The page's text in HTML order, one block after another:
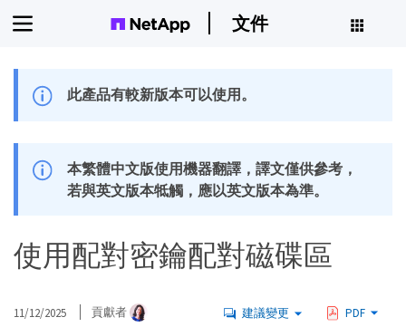
文件
此產品有較新版本可以使用。
本繁體中文版使用機器翻譯，譯文僅供參考，
若與英文版本牴觸，應以英文版本為準。
使用配對密鑰配對磁碟區
11/12/2025 貢獻者 建議變更 PDF